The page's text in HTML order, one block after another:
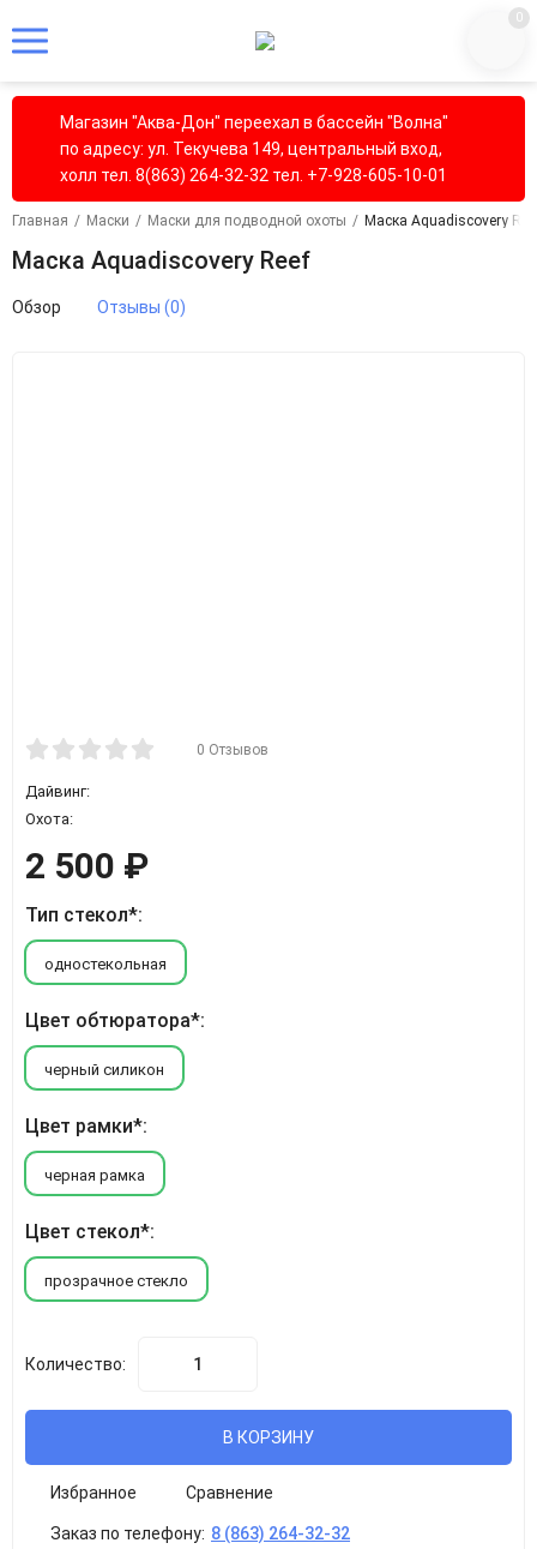
0
Магазин "Аква-Дон" переехал в бассейн "Волна"
по адресу: ул. Текучева 149, центральный вход,
холл тел. 8(863) 264-32-32 тел. +7-928-605-10-01
Главная / Маски / Маски для подводной охоты / Маска Aquadiscovery
Маска Aquadiscovery Reef
Обзор Отзывы (0)
0 Отзывов
Дайвинг:
Охота:
2 500 ₽
Тип стекол*:
одностекольная
Цвет обтюратора*:
черный силикон
Цвет рамки*:
черная рамка
Цвет стекол*:
прозрачное стекло
Количество:
В КОРЗИНУ
Избранное Сравнение
Заказ по телефону: 8 (863) 264-32-32